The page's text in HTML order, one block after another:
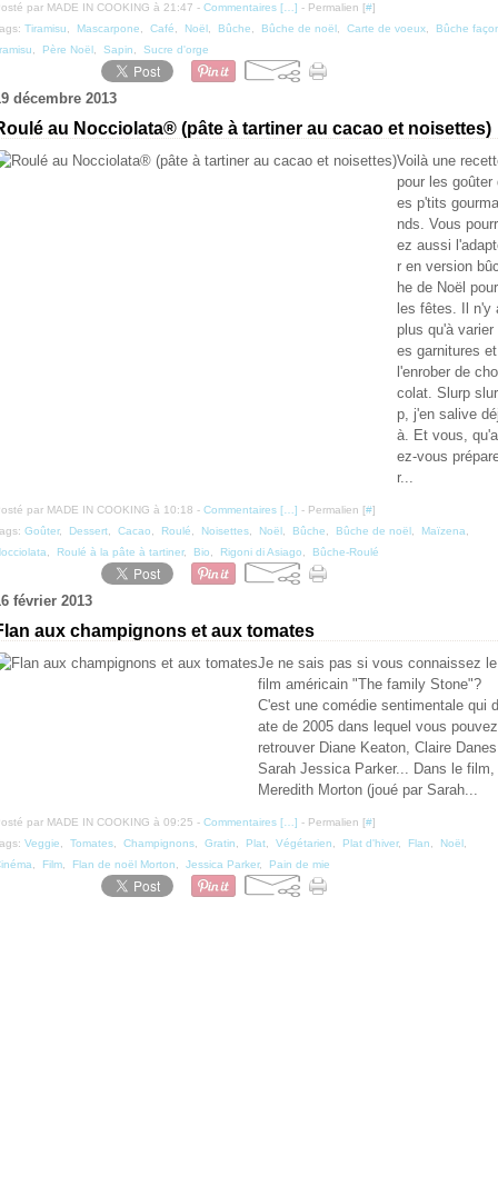
par MADE IN COOKING à 21:47 - Commentaires [ ] - Permalien [#]
Tiramisu Mascarpone Café Noël Bûche Bûche de noël Carte de voeux
Bûche
Père Noël Sapin Sucre d'orge
décembre 2013
au Nocciolata® (pâte à tartiner au cacao et noisettes)
Voilà une
pour les goûter
es p'tits gourma
nds. Vous pourr
ez aussi
r en version
he de Noël pour
les fêtes. Il n'y
plus qu'à varier
es garnitures et
l'enrober de cho
colat. Slurp slur
p, j'en salive
à. Et vous,
ez-vous
r...
par MADE IN COOKING à 10:18 - Commentaires [ ] - Permalien [#]
Goûter, Dessert Cacao Roulé Noisettes Noël Bûche Bûche de noël Maïzena
Roulé à la pâte à tartiner, Bio Rigoni di Asiago Bûche-Roulé
février 2013
aux champignons et aux tomates
Je ne sais pas si vous connaissez le
film américain "The family Stone"?
C'est une comédie sentimentale qui d
ate de 2005 dans lequel vous pouvez
retrouver Diane Keaton, Claire
Sarah Jessica Parker... Dans le film,
Meredith Morton (joué par Sarah...
par MADE IN COOKING à 09:25 - Commentaires [ ] - Permalien [#]
Veggie Tomates Champignons Gratin Plat Végétarien Plat d'hiver, Flan Noël
Film Flan de noël Morton Jessica Parker, Pain de mie